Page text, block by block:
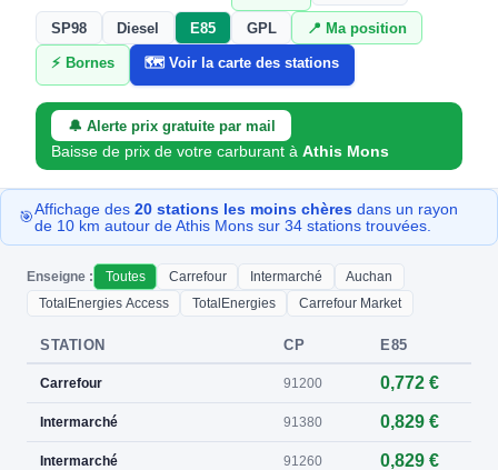
SP98 Diesel E85 GPL 📍 Ma position
⚡ Bornes 🗺️ Voir la carte des stations
🔔 Alerte prix gratuite par mail
Baisse de prix de votre carburant àAthis Mons
🎯Affichage des 20 stations les moins chères dans un rayon
de 10 km autour de Athis Mons sur 34 stations trouvées.
Enseigne : Toutes Carrefour Intermarché
Auchan
TotalEnergies Access
TotalEnergies Carrefour Market
STATION CP E85
Carrefour 91200 0,772 €
Intermarché 91380 0,829 €
Intermarché 91260 0,829 €